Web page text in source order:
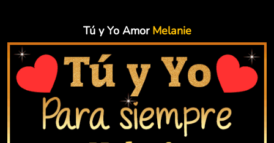
Tú y Yo Amor Melanie